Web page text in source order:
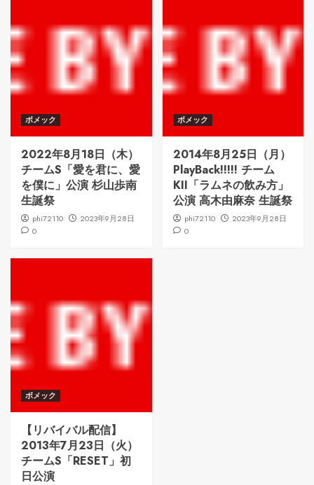
ボメック
2022年8月18日（木）
チームS「愛を君に、愛
を僕に」公演 杉山歩南
生誕祭
phi72110
2023年9月28日
0
ボメック
2014年8月25日（月）
PlayBack!!!!! チーム
KII「ラムネの飲み方」
公演 高木由麻奈 生誕祭
phi72110
2023年9月28日
0
ボメック
【リバイバル配信】
2013年7月23日（火）
チームS「RESET」初
日公演